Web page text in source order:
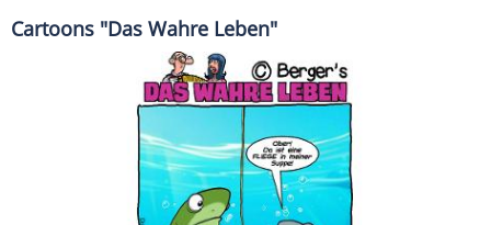
Cartoons "Das Wahre Leben"